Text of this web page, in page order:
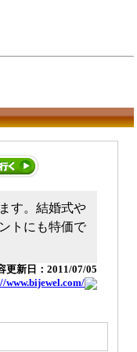
す。結婚式や
トにも特価で
更新日：2011/07/05
www.bijewel.com/